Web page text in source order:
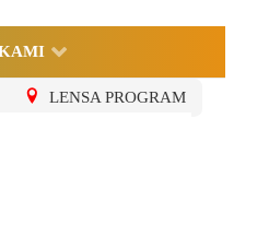
LENSA PROGRAM